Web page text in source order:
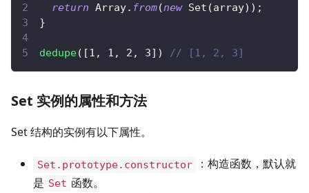
return Array. from(new Set (array) ) ;
}
dedupe( [1 , 1 , 2 , 3] ) // [1, 2, 3]
Set 实例的属性和方法
Set 结构的实例有以下属性。
Set.prototype.constructor
：构造函数，默认就
是 Set 函数。